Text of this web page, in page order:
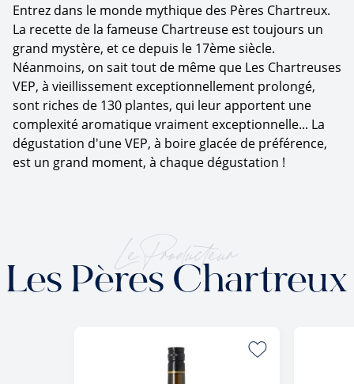
Entrez dans le monde mythique des Pères Chartreux.
La recette de la fameuse Chartreuse est toujours un
grand mystère, et ce depuis le 17ème siècle.
Néanmoins, on sait tout de même que Les Chartreuses
VEP, à vieillissement exceptionnellement prolongé,
sont riches de 130 plantes, qui leur apportent une
complexité aromatique vraiment exceptionnelle... La
dégustation d'une VEP, à boire glacée de préférence,
est un grand moment, à chaque dégustation !
Le Producteur
Les Pères Chartreux